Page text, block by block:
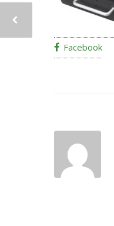
Facebook